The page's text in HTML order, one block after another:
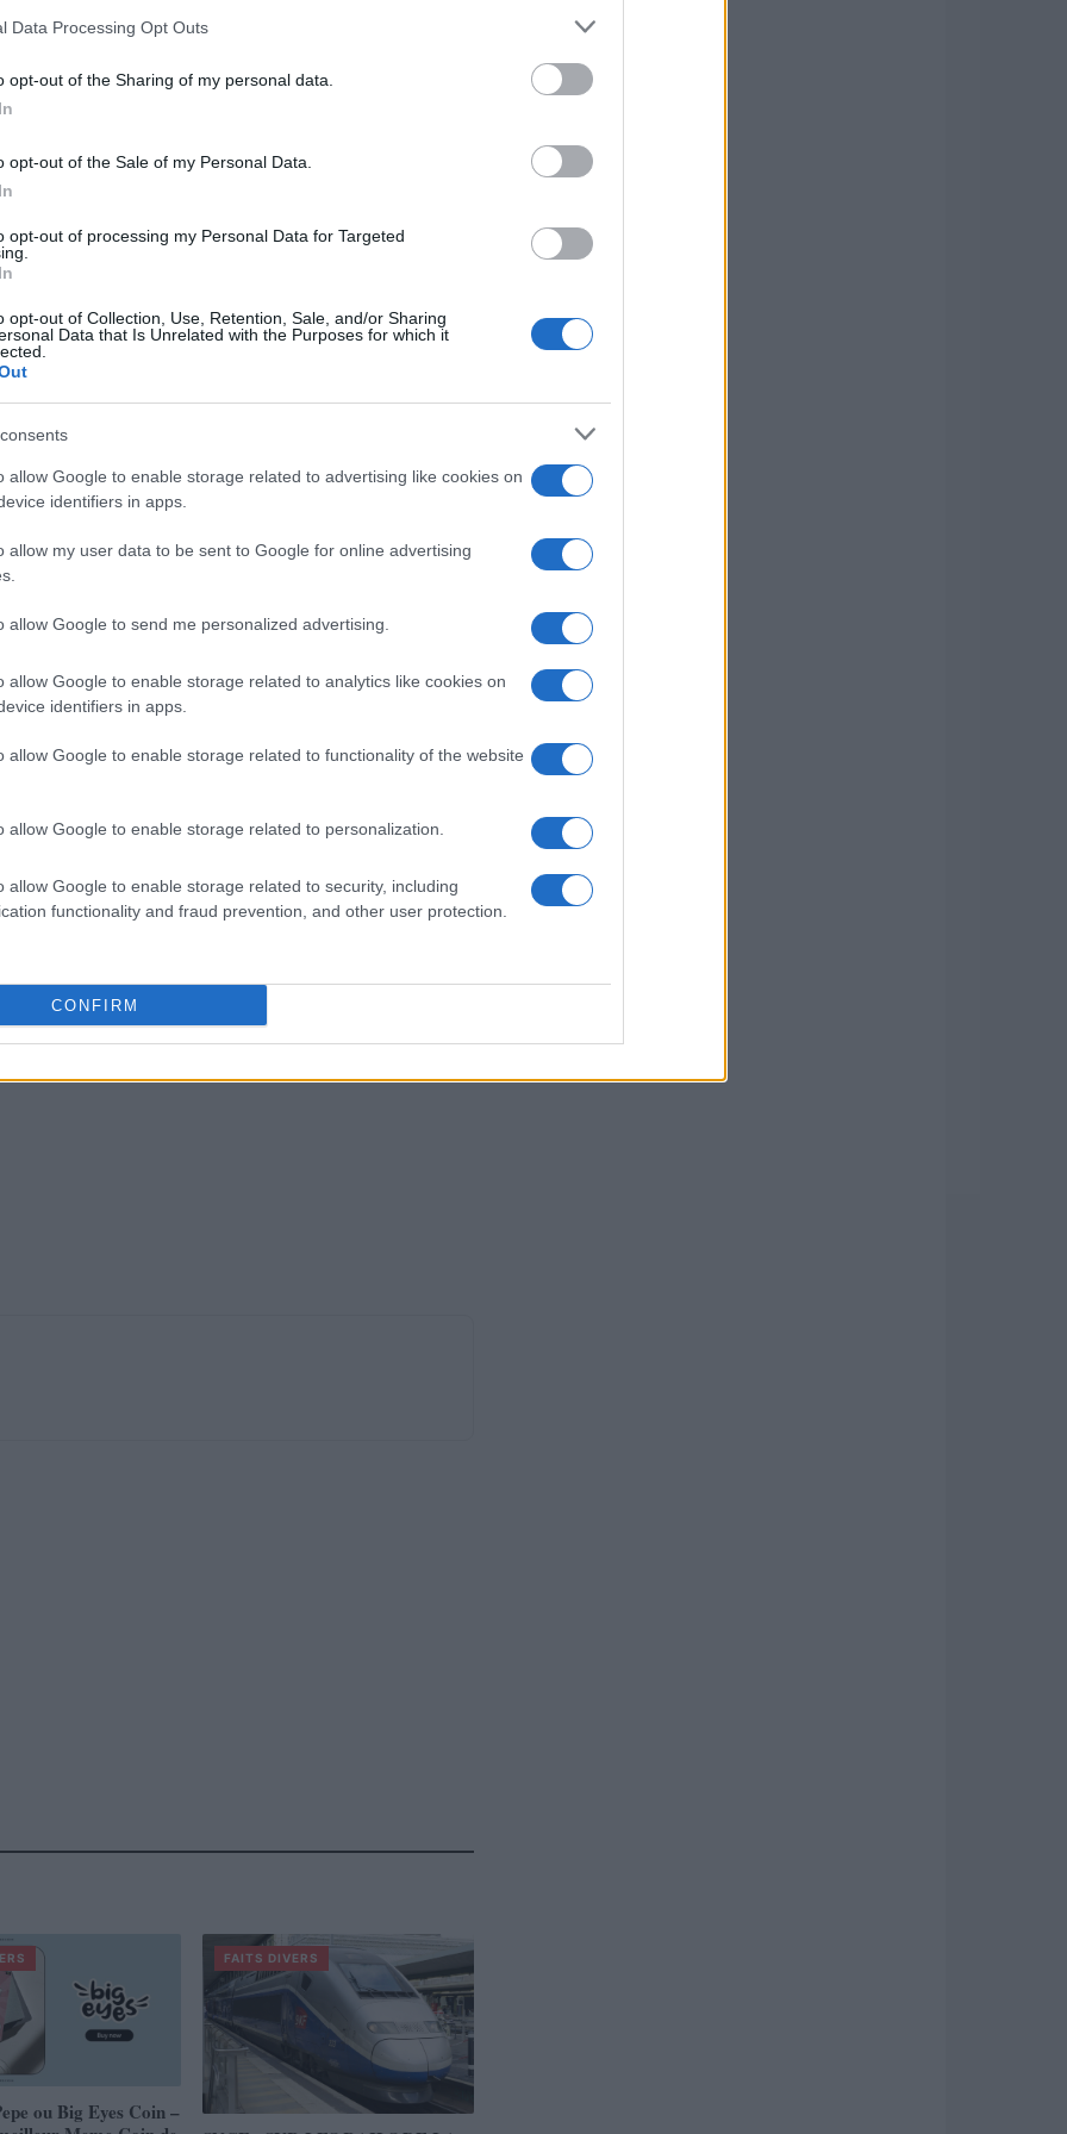
Data Processing Opt Outs
opt-out of the Sharing of my personal data.
opt-out of the Sale of my Personal Data.
opt-out of processing my Personal Data for Targeted
opt-out of Collection, Use, Retention, Sale, and/or Sharing
Data that Is Unrelated with the Purposes for which it
allow Google to enable storage related to advertising like cookies on
identifiers in apps.
allow my user data to be sent to Google for online advertising
allow Google to send me personalized advertising.
allow Google to enable storage related to analytics like cookies on
identifiers in apps.
allow Google to enable storage related to functionality of the website
allow Google to enable storage related to personalization.
allow Google to enable storage related to security, including
functionality and fraud prevention, and other user protection.
CONFIRM
présentés à des personnes non éligibles
inclus dans certaines tranches d’âge. Pour
a pensé à une méthode. En effet, à partir du 12
à la disposition de toutes les tranches d’âge
sera évité
Si elle existe, vous pouvez vous rendre
pris rendez-vous.
comme convenu jusqu’à présent. Il veut donc
ou Big Eyes Coin –
FAITS DIVERS